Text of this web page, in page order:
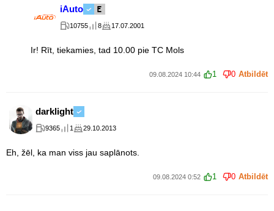
iAuto
10755 8 17.07.2001
Ir! Rīt, tiekamies, tad 10.00 pie TC Mols
09.08.2024 10:44 1 0 Atbildēt
darklight
9365 1 29.10.2013
Eh, žēl, ka man viss jau saplānots.
09.08.2024 0:52 1 0 Atbildēt